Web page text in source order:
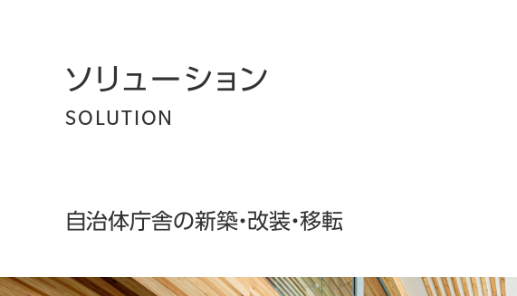
ソリューション
SOLUTION
自治体庁舎の新築・改装・移転